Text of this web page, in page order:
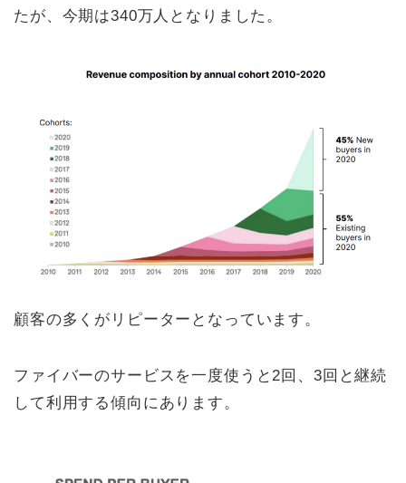
たが、今期は340万人となりました。
顧客の多くがリピーターとなっています。
ファイバーのサービスを一度使うと2回、3回と継続
して利用する傾向にあります。